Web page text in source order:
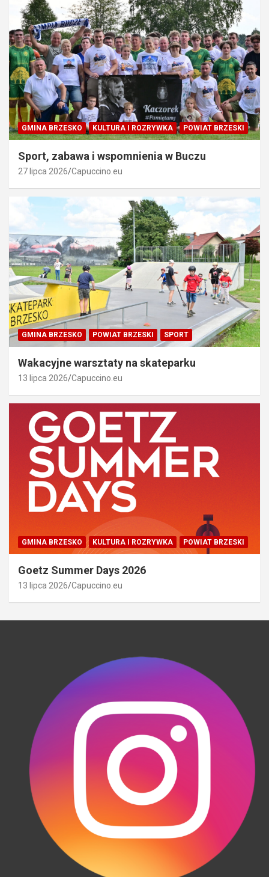
GMINA BRZESKO KULTURA I ROZRYWKA POWIAT BRZESKI
Sport, zabawa i wspomnienia w Buczu
27 lipca 2026 Capuccino.eu
GMINA BRZESKO POWIAT BRZESKI SPORT
Wakacyjne warsztaty na skateparku
13 lipca 2026 Capuccino.eu
GMINA BRZESKO KULTURA I ROZRYWKA POWIAT BRZESKI
Goetz Summer Days 2026
13 lipca 2026 Capuccino.eu